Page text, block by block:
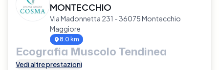
MONTECCHIO
Via Madonnetta 231 - 36075 Montecchio
Maggiore
8.0 km
Ecografia Muscolo Tendinea
Vedi altre prestazioni